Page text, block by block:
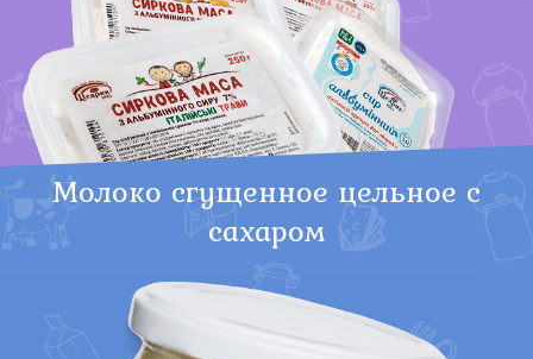
Молоко сгущенное цельное с
сахаром